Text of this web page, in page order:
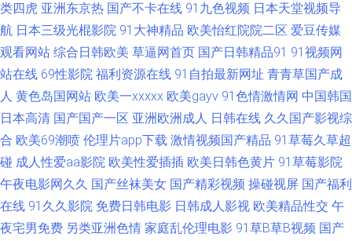
娘视频网站 午夜寂寞福利 国产黑丝在线观看网站 中文字幕无线 91呦在线观
看 韩国高清有码 日韩精品久久精品 91传媒免费观看 五月婷丁香 91深夜福利
一区 国产第91页51 欧美日韩乱爱干B 91超碰碰 AV女优无码导航网址 久久精
四射 亚洲无码韩日影院 91中文熟女 九九精在线 色妇国产一区 91福利视频导
成人在线观看第七页 欧美专区在线福利视频 中日肏屄视频 www91尤物com
类四虎 亚洲东京热 国产不卡在线 91九色视频 日本天堂视频导
航 日本三级光棍影院 91大神精品 欧美怡红院院二区 爱豆传媒
观看网站 综合日韩欧美 草逼网首页 国产日韩精品91 91视频网
站在线 69性影院 福利资源在线 91自拍最新网址 青青草国产成
人 黄色岛国网站 欧美一xxxxx 欧美gayv 91色情激情网 中国韩国
日本高清 国产国产一区 亚洲欧洲成人 日韩在线 久久国产影视综
合 欧美69潮喷 伦理片app下载 激情视频国产精品 91草莓久草超
碰 成人性爱aa影院 欧美性爱插插 欧美日韩色黄片 91草莓影院
午夜电影网久久 国产丝袜美女 国产精彩视频 操碰视屏 国产福利
在线 91久久影院 免费日韩电影 日韩成人影视 欧美精品性交 午
夜宅男免费 另类亚洲色情 家庭乱伦理电影 91草B草B视频 国产